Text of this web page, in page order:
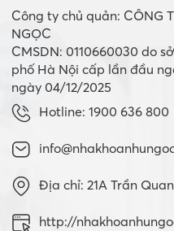
Công ty chủ quản: CÔNG
NGỌC
CMSDN: 0110660030 do
phố Hà Nội cấp lần đầu
ngày 04/12/2025
Hotline: 1900 636 800
Địa chỉ: 21A Trần
http://